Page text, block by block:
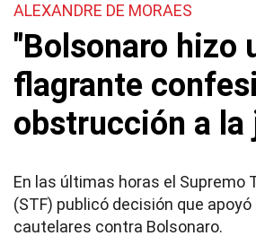
ALEXANDRE DE MORAES
"Bolsonaro hizo
flagrante
obstrucción a la
En las últimas horas el Supremo
(STF) publicó decisión que
cautelares contra Bolsonaro.